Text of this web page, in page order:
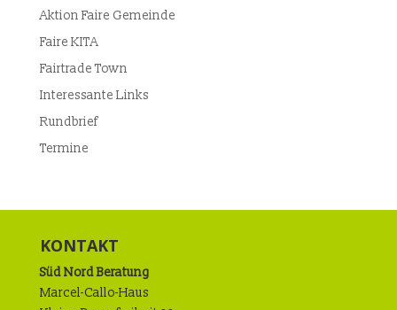
Aktion Faire Gemeinde
Faire KITA
Fairtrade Town
Interessante Links
Rundbrief
Termine
KONTAKT
Süd Nord Beratung
Marcel-Callo-Haus